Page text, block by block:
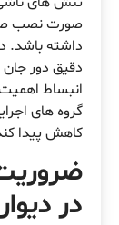
صورت نصب
داشته باشد.
دقیق دور جان
انبساط
گروه های
کاهش پیدا
در